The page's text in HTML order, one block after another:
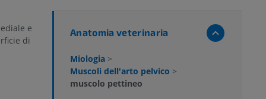
e
di
Anatomia veterinaria
Miologia >
Muscoli dell'arto pelvico >
muscolo pettineo